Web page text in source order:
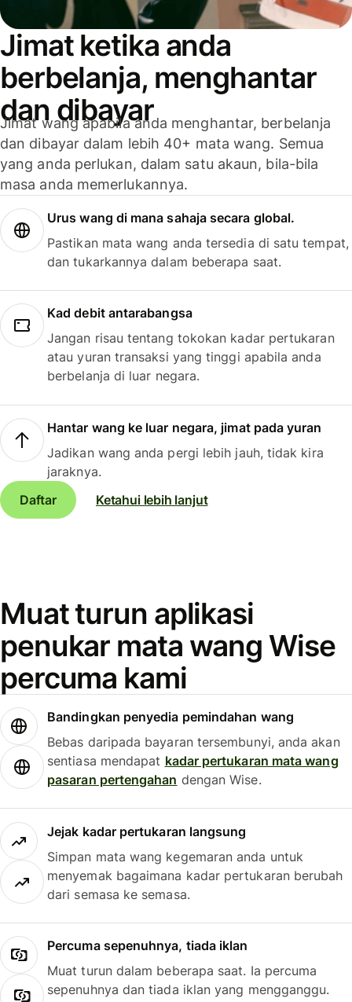
Jimat ketika anda
berbelanja, menghantar
dan dibayar
Jimat wang apabila anda menghantar, berbelanja
dan dibayar dalam lebih 40+ mata wang. Semua
yang anda perlukan, dalam satu akaun, bila-bila
masa anda memerlukannya.
Urus wang di mana sahaja secara global.
Pastikan mata wang anda tersedia di satu tempat,
dan tukarkannya dalam beberapa saat.
Kad debit antarabangsa
Jangan risau tentang tokokan kadar pertukaran
atau yuran transaksi yang tinggi apabila anda
berbelanja di luar negara.
Hantar wang ke luar negara, jimat pada yuran
Jadikan wang anda pergi lebih jauh, tidak kira
jaraknya.
Daftar
Ketahui lebih lanjut
Muat turun aplikasi
penukar mata wang Wise
percuma kami
Bandingkan penyedia pemindahan wang
Bebas daripada bayaran tersembunyi, anda akan
sentiasa mendapat kadar pertukaran mata wang
pasaran pertengahan dengan Wise.
Jejak kadar pertukaran langsung
Simpan mata wang kegemaran anda untuk
menyemak bagaimana kadar pertukaran berubah
dari semasa ke semasa.
Percuma sepenuhnya, tiada iklan
Muat turun dalam beberapa saat. Ia percuma
sepenuhnya dan tiada iklan yang mengganggu.